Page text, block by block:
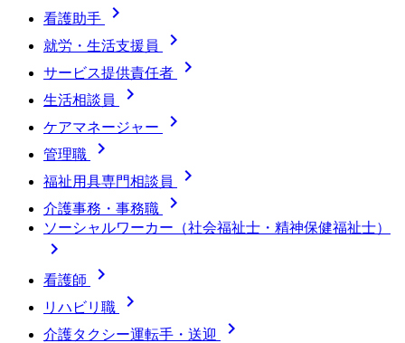
看護助手 
就労・生活支援員 
サービス提供責任者 
生活相談員 
ケアマネージャー 
管理職 
福祉用具専門相談員 
介護事務・事務職 
ソーシャルワーカー（社会福祉士・精神保健福祉士）

看護師 
リハビリ職 
介護タクシー運転手・送迎 